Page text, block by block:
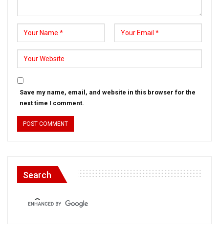
Save my name, email, and website in this browser for the
next time I comment.
Search